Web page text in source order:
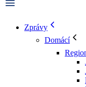
Zprávy
Domácí